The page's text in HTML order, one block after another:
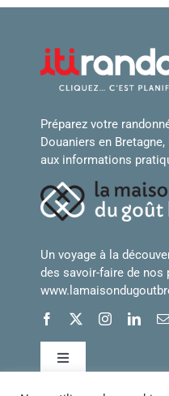
Préparez votre
Douaniers en
aux informations
Un voyage à la
des savoir-faire de nos
Toggle